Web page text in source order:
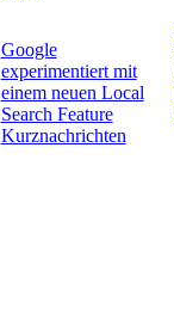
Google
experimentiert mit
einem neuen Local
Search Feature
Kurznachrichten